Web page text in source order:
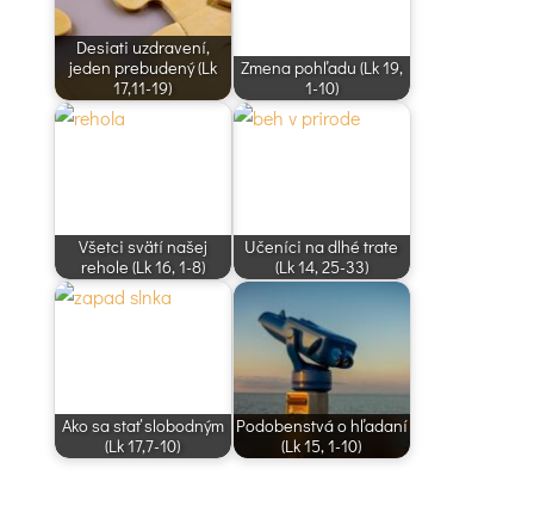
Desiati uzdravení,
jeden prebudený (Lk
17,11-19)
Zmena pohľadu (Lk 19,
1-10)
Všetci svätí našej
rehole (Lk 16, 1-8)
Učeníci na dlhé trate
(Lk 14, 25-33)
Ako sa stať slobodným
(Lk 17,7-10)
Podobenstvá o hľadaní
(Lk 15, 1-10)